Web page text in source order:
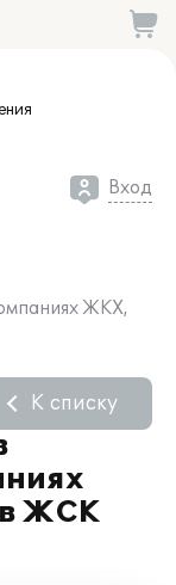
Вход
ЖКХ,
ЖСК
К списку